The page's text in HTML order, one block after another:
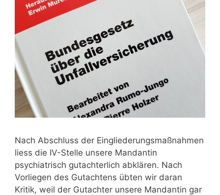
Nach Abschluss der Eingliederungsmaßnahmen
liess die IV-Stelle unsere Mandantin
psychiatrisch gutachterlich abklären. Nach
Vorliegen des Gutachtens übten wir daran
Kritik, weil der Gutachter unsere Mandantin gar